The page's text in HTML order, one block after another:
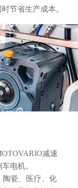
套产品，销售配
前、售中、售后